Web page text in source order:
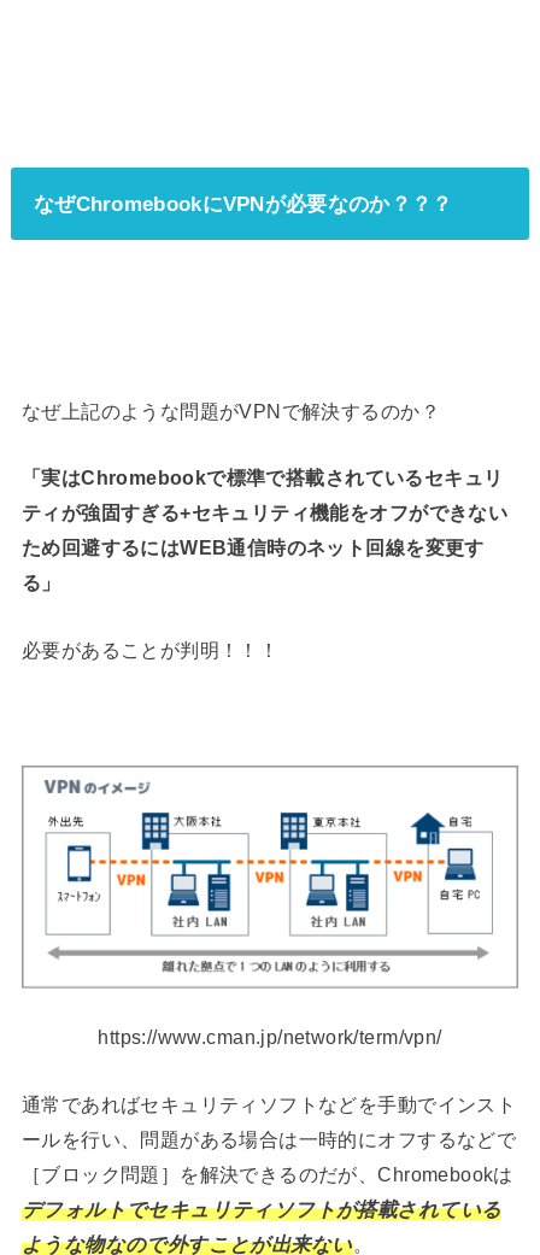
なぜChromebookにVPNが必要なのか？？？
なぜ上記のような問題がVPNで解決するのか？
「実はChromebookで標準で搭載されているセキュリ
ティが強固すぎる+セキュリティ機能をオフができない
ため回避するにはWEB通信時のネット回線を変更す
る」
必要があることが判明！！！
https://www.cman.jp/network/term/vpn/
通常であればセキュリティソフトなどを手動でインスト
ールを行い、問題がある場合は一時的にオフするなどで
［ブロック問題］を解決できるのだが、Chromebookは
デフォルトでセキュリティソフトが搭載されている
ような物なので外すことが出来ない。